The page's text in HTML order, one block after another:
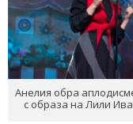
Анелия обра
с образа на Лили